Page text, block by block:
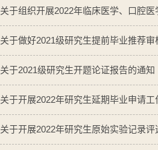
关于组织开展2022年临床医学、口腔
关于做好2021级研究生提前毕业推荐审
关于2021级研究生开题论证报告的通知
关于开展2022年研究生延期毕业申请工
关于开展2022年研究生原始实验记录评